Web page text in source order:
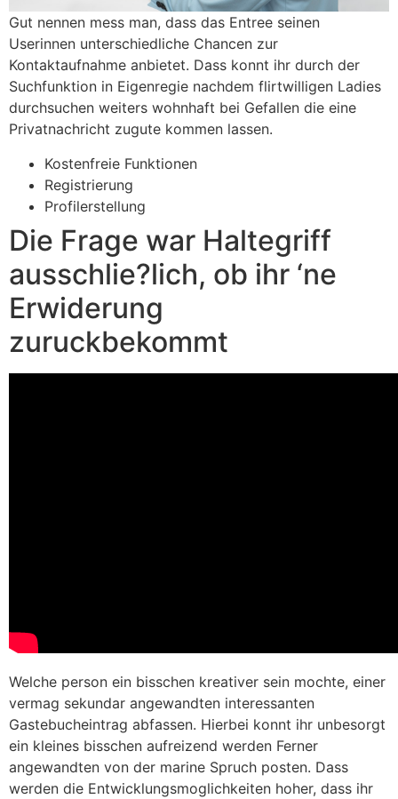
Gut nennen mess man, dass das Entree seinen
Userinnen unterschiedliche Chancen zur
Kontaktaufnahme anbietet. Dass konnt ihr durch der
Suchfunktion in Eigenregie nachdem flirtwilligen Ladies
durchsuchen weiters wohnhaft bei Gefallen die eine
Privatnachricht zugute kommen lassen.
Kostenfreie Funktionen
Registrierung
Profilerstellung
Die Frage war Haltegriff
ausschlie?lich, ob ihr ‘ne
Erwiderung
zuruckbekommt
Welche person ein bisschen kreativer sein mochte, einer
vermag sekundar angewandten interessanten
Gastebucheintrag abfassen. Hierbei konnt ihr unbesorgt
ein kleines bisschen aufreizend werden Ferner
angewandten von der marine Spruch posten. Dass
werden die Entwicklungsmoglichkeiten hoher, dass ihr